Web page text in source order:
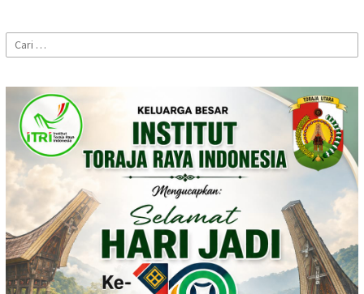
Cari
untuk: